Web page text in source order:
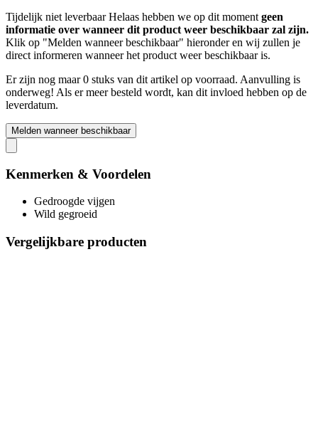
Tijdelijk niet leverbaarHelaas hebben we op dit moment geen
informatie over wanneer dit product weer beschikbaar zal zijn.
Klik op "Melden wanneer beschikbaar" hieronder en wij zullen je
direct informeren wanneer het product weer beschikbaar is.
Er zijn nog maar 0 stuks van dit artikel op voorraad. Aanvulling is
onderweg! Als er meer besteld wordt, kan dit invloed hebben op de
leverdatum.
Melden wanneer beschikbaar
Kenmerken & Voordelen
Gedroogde vijgen
Wild gegroeid
Vergelijkbare producten